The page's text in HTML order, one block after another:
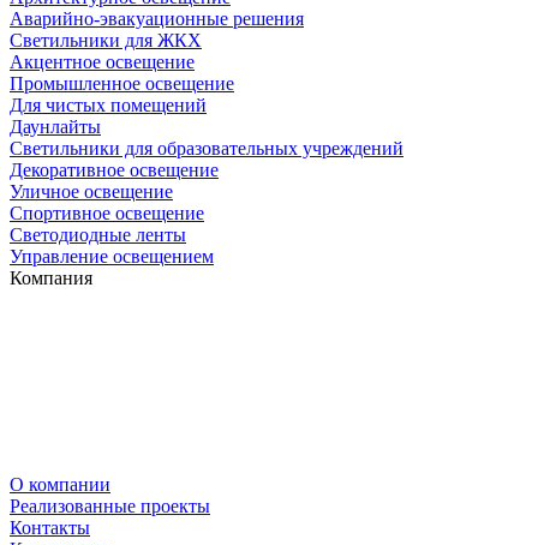
Аварийно-эвакуационные решения
Светильники для ЖКХ
Акцентное освещение
Промышленное освещение
Для чистых помещений
Даунлайты
Светильники для образовательных учреждений
Декоративное освещение
Уличное освещение
Спортивное освещение
Светодиодные ленты
Управление освещением
Компания
О компании
Реализованные проекты
Контакты